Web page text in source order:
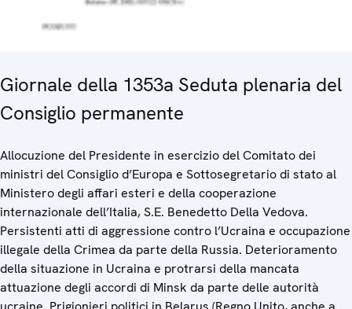
Giornale della 1353a Seduta plenaria del
Consiglio permanente
Allocuzione del Presidente in esercizio del Comitato dei
ministri del Consiglio d’Europa e Sottosegretario di stato al
Ministero degli affari esteri e della cooperazione
internazionale dell’Italia, S.E. Benedetto Della Vedova.
Persistenti atti di aggressione contro l’Ucraina e occupazione
illegale della Crimea da parte della Russia. Deterioramento
della situazione in Ucraina e protrarsi della mancata
attuazione degli accordi di Minsk da parte delle autorità